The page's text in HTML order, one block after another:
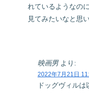
れているようなの
見てみたいなと思
映画男 より:
2022年7月21日
ドッグヴィル